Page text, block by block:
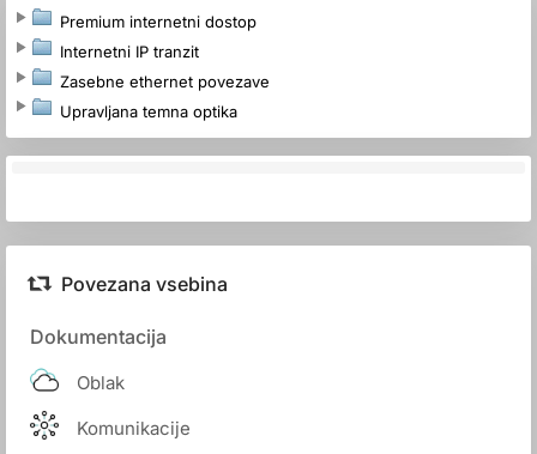
Premium internetni dostop
Internetni IP tranzit
Zasebne ethernet povezave
Upravljana temna optika
Povezana vsebina
Dokumentacija
Oblak
Komunikacije